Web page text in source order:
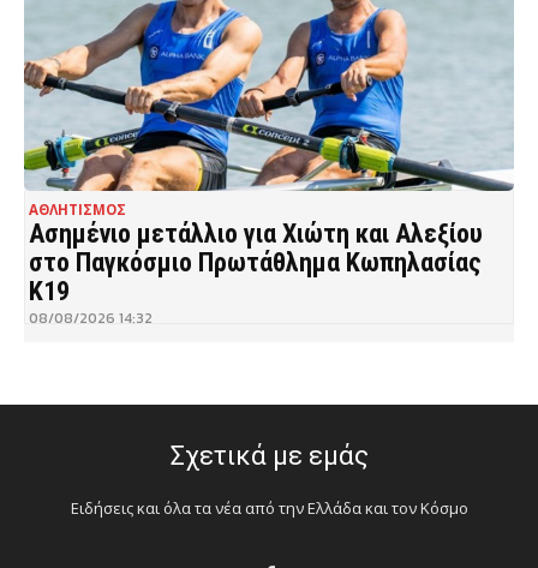
ΑΘΛΗΤΙΣΜΟΣ
Ασημένιο μετάλλιο για Χιώτη και Αλεξίου
στο Παγκόσμιο Πρωτάθλημα Κωπηλασίας
Κ19
08/08/2026 14:32
Σχετικά με εμάς
Ειδήσεις και όλα τα νέα από την Ελλάδα και τον Κόσμο